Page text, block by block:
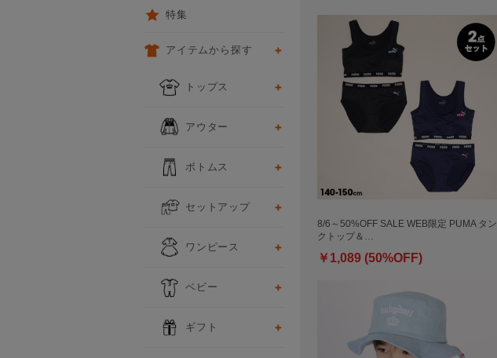
8/6～50%OFF SALE WEB限定 PUMA タン
クトップ＆…
￥1,089 (50%OFF)
特集
アイテムから探す
トップス
アウター
ボトムス
セットアップ
ワンピース
ベビー
ギフト